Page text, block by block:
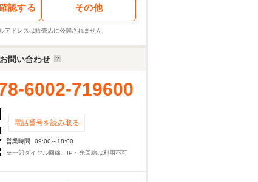
認する その他
アドレスは販売店に公開されません
問い合わせ
6002-719600
電話番号を読み取る
営業時間
09:00～18:00
※一部ダイヤル回線、IP・光回線は利用不可